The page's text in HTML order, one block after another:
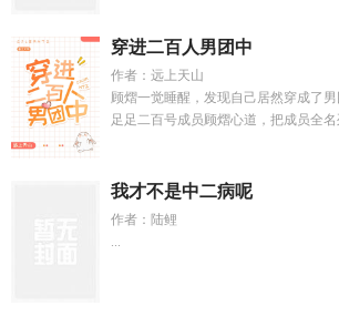
穿进二百人男团中
作者：远上天山
顾熠一觉睡醒，发现自己居然穿成了
足足二百号成员顾熠心道，把成员全
我才不是中二病呢
作者：陆鲤
...